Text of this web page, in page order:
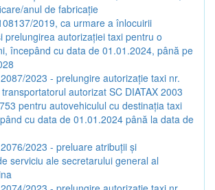
anul de fabricație
2019, ca urmare a înlocuirii
prelungirea autorizației taxi pentru o
începând cu data de 01.01.2024, până pe
2023 - prelungire autorizație taxi nr.
autorizat SC DIATAX 2003
pentru autovehiculul cu destinația taxi
cu data de 01.01.2024 până la data de
2023 - preluare atribuții și
serviciu ale secretarului general al